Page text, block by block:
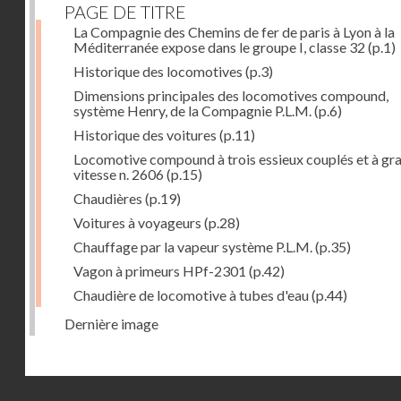
PAGE DE TITRE
La Compagnie des Chemins de fer de paris à Lyon à la
Méditerranée expose dans le groupe I, classe 32 (p.1)
Historique des locomotives (p.3)
Dimensions principales des locomotives compound,
système Henry, de la Compagnie P.L.M. (p.6)
Historique des voitures (p.11)
Locomotive compound à trois essieux couplés et à
vitesse n. 2606 (p.15)
Chaudières (p.19)
Voitures à voyageurs (p.28)
Chauffage par la vapeur système P.L.M. (p.35)
Vagon à primeurs HPf-2301 (p.42)
Chaudière de locomotive à tubes d'eau(p.44)
Dernière image